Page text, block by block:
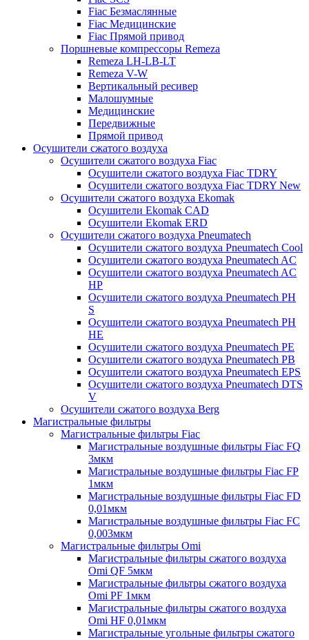
Fiac Безмаслянные
Fiac Медицинские
Fiac Прямой привод
Поршневые компрессоры Remeza
Remeza LH-LB-LT
Remeza V-W
Вертикальный ресивер
Малошумные
Медицинские
Передвижные
Прямой привод
Осушители сжатого воздуха
Осушители сжатого воздуха Fiac
Осушители сжатого воздуха Fiac TDRY
Осушители сжатого воздуха Fiac TDRY New
Осушители сжатого воздуха Ekomak
Осушители Ekomak CAD
Осушители Ekomak ERD
Осушители сжатого воздуха Pneumatech
Осушители сжатого воздуха Pneumatech Cool
Осушители сжатого воздуха Pneumatech AC
Осушители сжатого воздуха Pneumatech AC
HP
Осушители сжатого воздуха Pneumatech PH
S
Осушители сжатого воздуха Pneumatech PH
HE
Осушители сжатого воздуха Pneumatech PE
Осушители сжатого воздуха Pneumatech PB
Осушители сжатого воздуха Pneumatech EPS
Осушители сжатого воздуха Pneumatech DTS
V
Осушители сжатого воздуха Berg
Магистральные фильтры
Магистральные фильтры Fiac
Магистральные воздушные фильтры Fiac FQ
3мкм
Магистральные воздушные фильтры Fiac FP
1мкм
Магистральные воздушные фильтры Fiac FD
0,01мкм
Магистральные воздушные фильтры Fiac FC
0,003мкм
Магистральные фильтры Omi
Магистральные фильтры сжатого воздуха
Omi QF 5мкм
Магистральные фильтры сжатого воздуха
Omi PF 1мкм
Магистральные фильтры сжатого воздуха
Omi HF 0,01мкм
Магистральные угольные фильтры сжатого